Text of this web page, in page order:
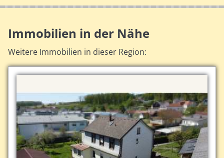
Immobilien in der Nähe
Weitere Immobilien in dieser Region: